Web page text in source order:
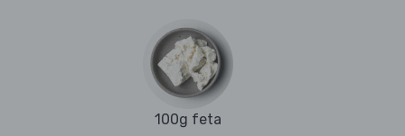
100g feta